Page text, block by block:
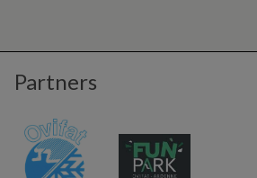
Partners